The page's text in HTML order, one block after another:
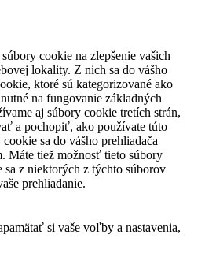
cookie na zlepšenie vašich
lokality. Z nich sa do vášho
ktoré sú kategorizované ako
na fungovanie základných
aj súbory cookie tretích strán,
a pochopiť, ako používate túto
sa do vášho prehliadača
Máte tiež možnosť tieto súbory
z niektorých z týchto súborov
prehliadanie.
si vaše voľby a nastavenia,